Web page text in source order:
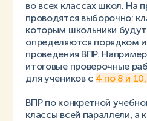
во всех классах школ. На
проводятся выборочно:
которым школьники будут
определяются порядком
проведения ВПР.
итоговые проверочные
для учеников с 4 по 8 и
ВПР по конкретной
классы всей параллели, а